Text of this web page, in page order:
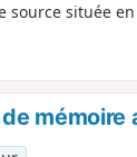
source située
mémoire